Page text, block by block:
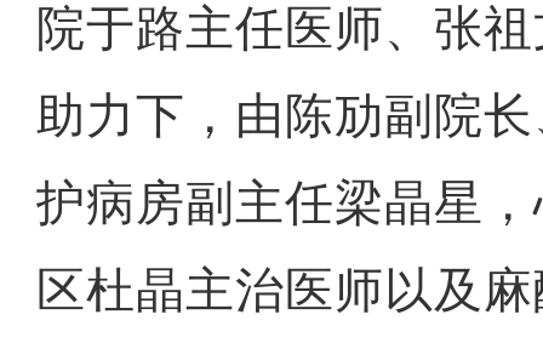
院于路主任医师、张
助力下，由陈劢副院
护病房副主任梁晶星
区杜晶主治医师以及